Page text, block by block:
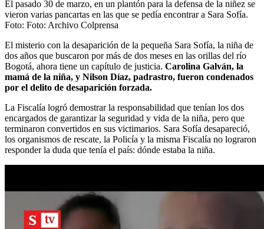
El pasado 30 de marzo, en un plantón para la defensa de la niñez se
vieron varias pancartas en las que se pedía encontrar a Sara Sofía.
Foto: Foto: Archivo Colprensa
El misterio con la desaparición de la pequeña Sara Sofía, la niña de
dos años que buscaron por más de dos meses en las orillas del río
Bogotá, ahora tiene un capítulo de justicia. Carolina Galván, la
mamá de la niña, y Nilson Díaz, padrastro, fueron condenados
por el delito de desaparición forzada.
La Fiscalía logró demostrar la responsabilidad que tenían los dos
encargados de garantizar la seguridad y vida de la niña, pero que
terminaron convertidos en sus victimarios. Sara Sofía desapareció,
los organismos de rescate, la Policía y la misma Fiscalía no lograron
responder la duda que tenía el país: dónde estaba la niña.